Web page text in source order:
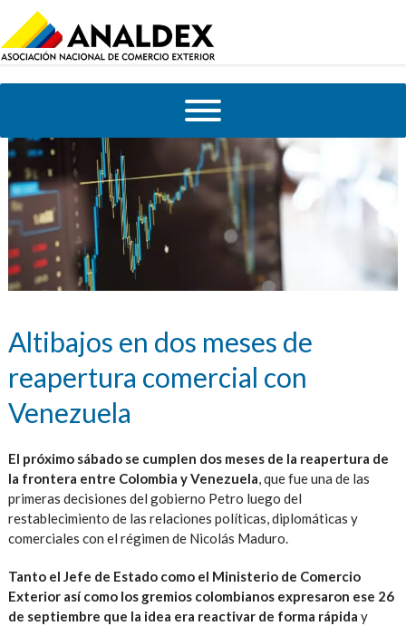
Altibajos en dos meses de
reapertura comercial con
Venezuela
El próximo sábado se cumplen dos meses de la reapertura de
la frontera entre Colombia y Venezuela, que fue una de las
primeras decisiones del gobierno Petro luego del
restablecimiento de las relaciones políticas, diplomáticas y
comerciales con el régimen de Nicolás Maduro.
Tanto el Jefe de Estado como el Ministerio de Comercio
Exterior así como los gremios colombianos expresaron ese 26
de septiembre que la idea era reactivar de forma rápida y